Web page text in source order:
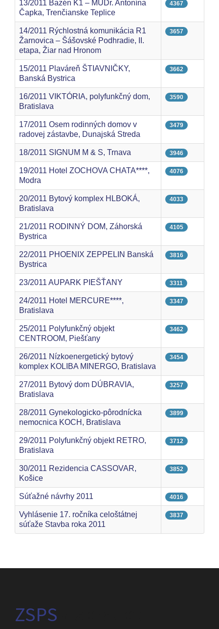
13/2011 Bazén K1 – MUDr. Antonína
Čapka, Trenčianske Teplice
4367
14/2011 Rýchlostná komunikácia R1
Žarnovica – Šášovské Podhradie, II.
etapa, Žiar nad Hronom
3657
15/2011 Plaváreň ŠTIAVNIČKY,
Banská Bystrica
3662
16/2011 VIKTÓRIA, polyfunkčný dom,
Bratislava
3590
17/2011 Osem rodinných domov v
radovej zástavbe, Dunajská Streda
3479
18/2011 SIGNUM M & S, Trnava 3946
19/2011 Hotel ZOCHOVA CHATA****,
Modra
4076
20/2011 Bytový komplex HLBOKÁ,
Bratislava
4033
21/2011 RODINNÝ DOM, Záhorská
Bystrica
4105
22/2011 PHOENIX ZEPPELIN Banská
Bystrica
3816
23/2011 AUPARK PIEŠŤANY 3311
24/2011 Hotel MERCURE****,
Bratislava
3347
25/2011 Polyfunkčný objekt
CENTROOM, Piešťany
3462
26/2011 Nízkoenergetický bytový
komplex KOLIBA MINERGO, Bratislava
3454
27/2011 Bytový dom DÚBRAVIA,
Bratislava
3257
28/2011 Gynekologicko-pôrodnícka
nemocnica KOCH, Bratislava
3899
29/2011 Polyfunkčný objekt RETRO,
Bratislava
3712
30/2011 Rezidencia CASSOVAR,
Košice
3852
Súťažné návrhy 2011 4016
Vyhlásenie 17. ročníka celoštátnej
súťaže Stavba roka 2011
3837
ZSPS